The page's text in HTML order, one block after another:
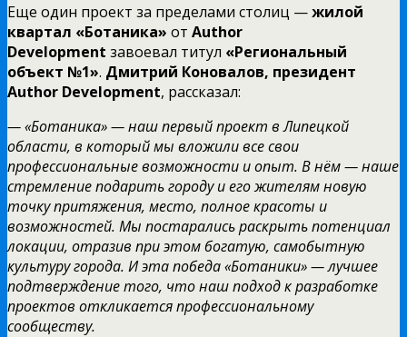
Еще один проект за пределами столиц —жилой
квартал «Ботаника» от Author
Development завоевал титул «Региональный
объект №1». Дмитрий Коновалов, президент
Author Development, рассказал:
— «Ботаника» — наш первый проект в Липецкой
области, в который мы вложили все свои
профессиональные возможности и опыт. В нём — наше
стремление подарить городу и его жителям новую
точку притяжения, место, полное красоты и
возможностей. Мы постарались раскрыть потенциал
локации, отразив при этом богатую, самобытную
культуру города. И эта победа «Ботаники» — лучшее
подтверждение того, что наш подход к разработке
проектов откликается профессиональному
сообществу.